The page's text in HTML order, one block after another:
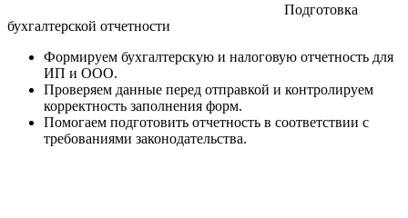
Подготовка
бухгалтерской отчетности
Формируем бухгалтерскую и налоговую отчетность для
ИП и ООО.
Проверяем данные перед отправкой и контролируем
корректность заполнения форм.
Помогаем подготовить отчетность в соответствии с
требованиями законодательства.